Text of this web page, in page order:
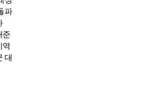
파
준
역
대
가 볼거리를 선사한다.
의 생명 출현을 다루는 지질관부터 화석
화석관, 3D 그래픽과 증강 현실 기술로
사진관, 기획· 특별전시를 진행하는 기
다양한 테마로 구성되어 있다. 생물의
전시한 육상생명관, 수중생명관, 지역
특징적인 볼거리는 세계에서 단 2점이
랍토스와 콘코랩터 화석, 국내 최초로
석이다.
석과 표본 등이 전시되어 있으니 내부